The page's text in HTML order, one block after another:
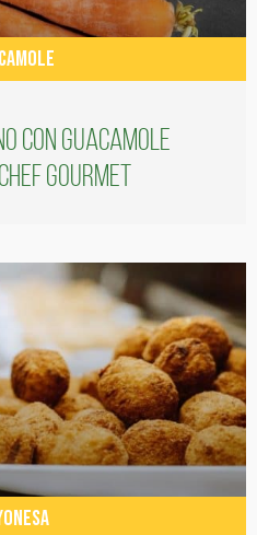
con guacamole
gourmet